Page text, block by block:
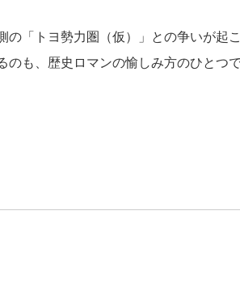
「トヨ勢力圏（仮）」との争いが起
も、歴史ロマンの愉しみ方のひとつ